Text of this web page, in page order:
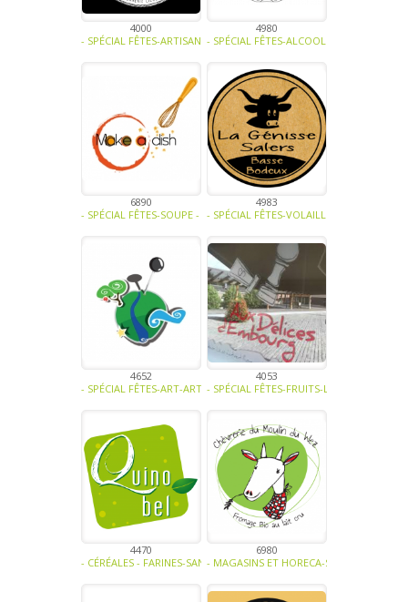
4000
- SPÉCIAL FÊTES-ARTISANAT -
4980
- SPÉCIAL FÊTES-ALCOOL -
6890
- SPÉCIAL FÊTES-SOUPE - TRAITEUR - SAUCE- TAPENADE-VIANDE -
4983
- SPÉCIAL FÊTES-VOLAILLE - OEUFS-
4652
- SPÉCIAL FÊTES-ART-ARTISANAT -
4053
- SPÉCIAL FÊTES-FRUITS-LÉGUMES-
4470
- CÉRÉALES - FARINES-SANS GLUTEN, SANS LACTOSE, SANS SUCRE,
6980
- MAGASINS ET HORECA-SANS GLUTEN,